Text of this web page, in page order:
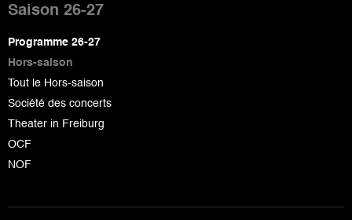
de
page
Saison 26-27
Programme 26-27
Hors-saison
Tout le Hors-saison
Société des concerts
Theater in Freiburg
OCF
NOF